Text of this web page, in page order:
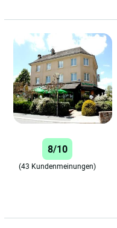
8/10
(43 Kundenmeinungen)